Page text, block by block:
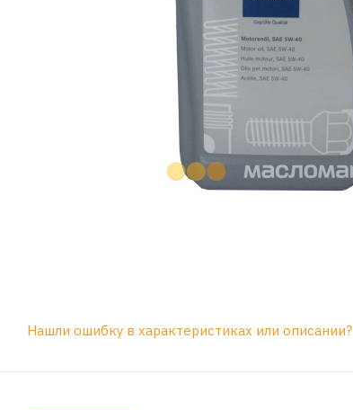
Нашли ошибку в характеристиках или описании?